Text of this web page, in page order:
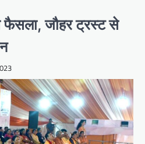
फैसला, जौहर ट्रस्ट से